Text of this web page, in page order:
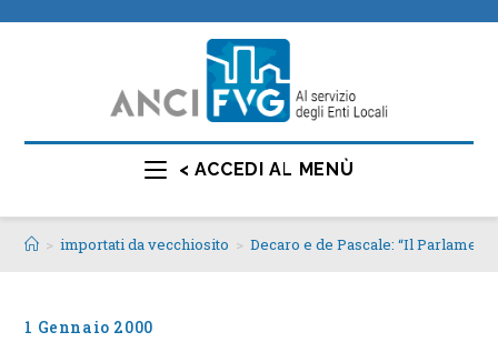
< ACCEDI AL MENÙ
> importati da vecchiosito > Decaro e de Pascale: “Il
1 Gennaio 2000